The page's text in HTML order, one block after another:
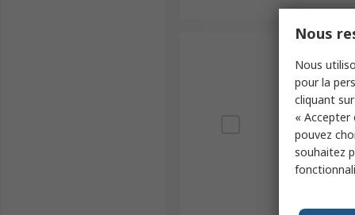
Nous
Nous
pour la
cliquant sur
«
pouvez
souhaitez